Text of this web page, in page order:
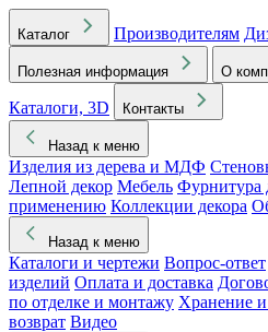
Каталог Производителям
Полезная информация О
Каталоги, 3D
Контакты
Назад к меню
Изделия из дерева и МДФ
Лепной декор Мебель Фурнитура
применению Коллекции декора
Назад к меню
Каталоги и чертежи Вопрос-ответ
изделий Оплата и доставка
по отделке и монтажу Хранение и
возврат Видео